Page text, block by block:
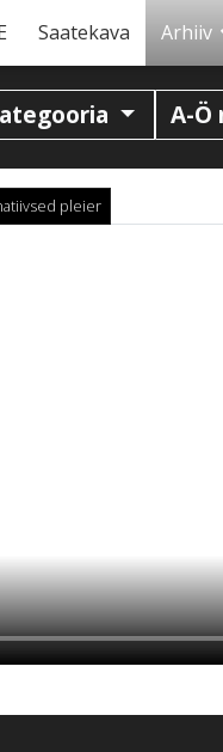
Saatekava Arhiiv
A-Ö
pleier